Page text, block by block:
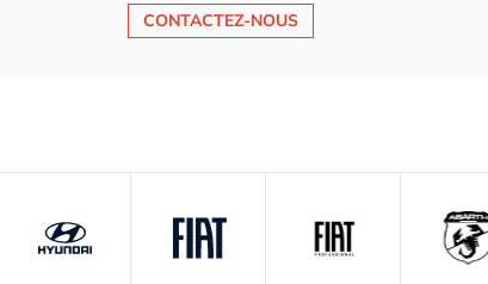
CONTACTEZ-NOUS